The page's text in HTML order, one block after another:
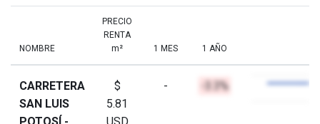
NOMBRE
PRECIO
RENTA
m²
1 MES 1 AÑO
CARRETERA
SAN LUIS
$
5.81
- -3.3%